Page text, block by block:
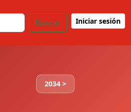
Buscar Iniciar sesión
2034 >